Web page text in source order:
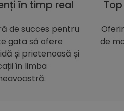
în timp real
de succes pentru
gata să ofere
și prietenoasă și
în limba
de